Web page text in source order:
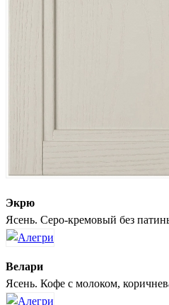
Экрю
Ясень. Серо-кремовый без
Велари
Ясень. Кофе с молоком,